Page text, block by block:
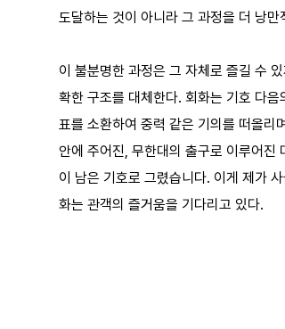
도달하는 것이 아니라 그 과정을 더 낭
이 불분명한 과정은 그 자체로 즐길 수
확한 구조를 대체한다. 회화는 기호 다
표를 소환하여 중력 같은 기의를 떠올리
안에 주어진, 무한대의 출구로 이루어진
이 남은 기호로 그렸습니다. 이게 제가
화는 관객의 즐거움을 기다리고 있다.